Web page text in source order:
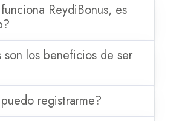
ReydiBonus, es
son los beneficios de ser
registrarme?